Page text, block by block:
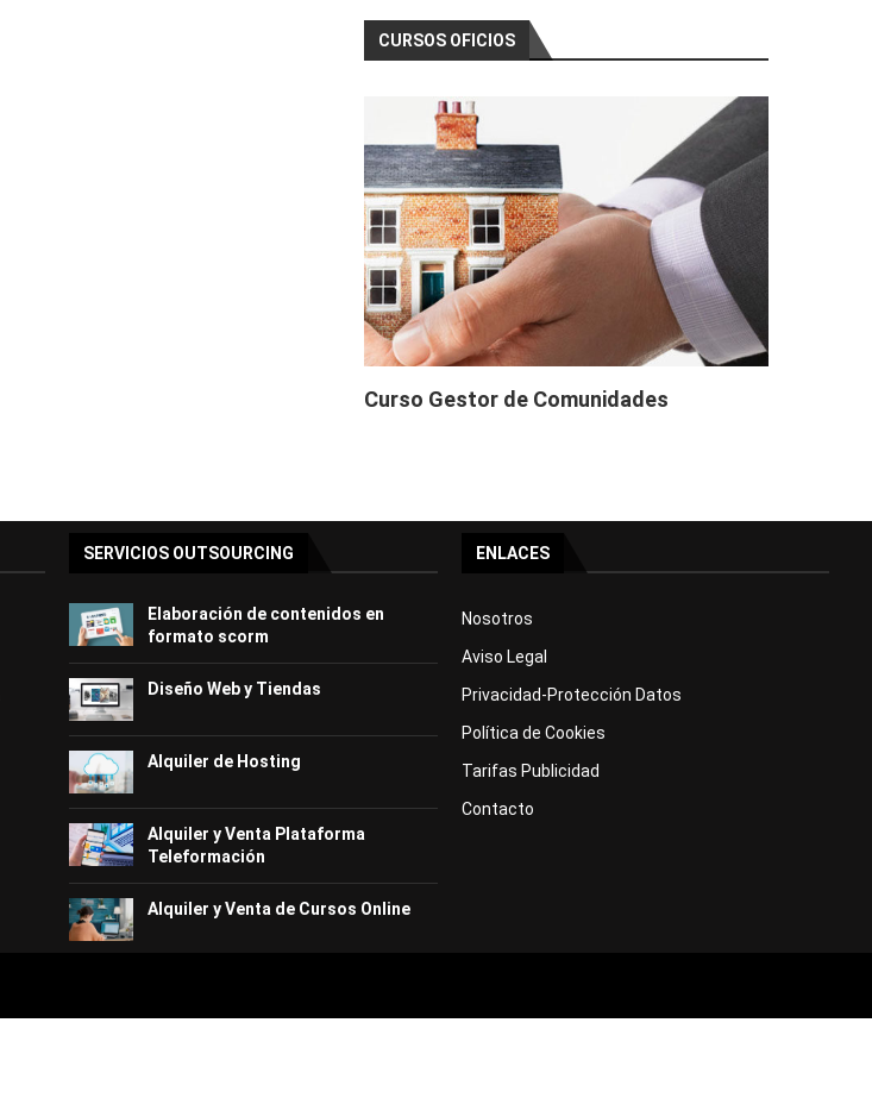
CURSOS OFICIOS
Curso Gestor de Comunidades
SERVICIOS OUTSOURCING
Elaboración de contenidos en
formato scorm
Diseño Web y Tiendas
Alquiler de Hosting
Alquiler y Venta Plataforma
Teleformación
Alquiler y Venta de Cursos Online
ENLACES
Nosotros
Aviso Legal
Privacidad-Protección Datos
Política de Cookies
Tarifas Publicidad
Contacto